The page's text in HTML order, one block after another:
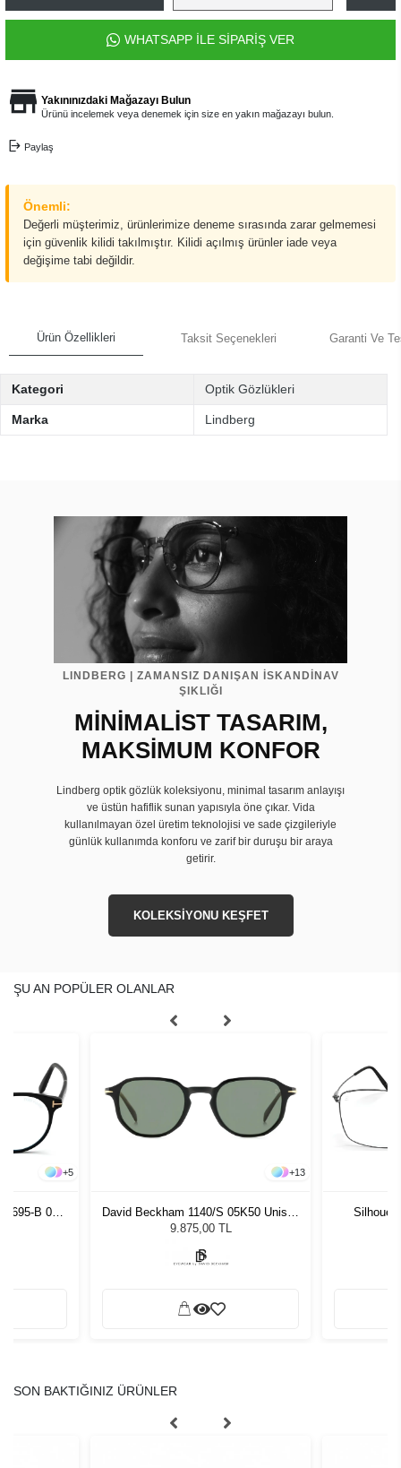
WHATSAPP İLE SİPARİŞ VER
Yakınınızdaki Mağazayı Bulun
Ürünü incelemek veya denemek için size en yakın mağazayı bulun.
Paylaş
Önemli:
Değerli müşterimiz, ürünlerimize deneme sırasında zarar gelmemesi
için güvenlik kilidi takılmıştır. Kilidi açılmış ürünler iade veya
değişime tabi değildir.
Ürün Özellikleri Taksit Seçenekleri Garanti Ve
Kategori Optik Gözlükleri
Marka Lindberg
LINDBERG | ZAMANSIZ DANIŞAN İSKANDİNAV
ŞIKLIĞI
MİNİMALİST TASARIM,
MAKSİMUM KONFOR
Lindberg optik gözlük koleksiyonu, minimal tasarım anlayışı
ve üstün hafiflik sunan yapısıyla öne çıkar. Vida
kullanılmayan özel üretim teknolojisi ve sade çizgileriyle
günlük kullanımda konforu ve zarif bir duruşu bir araya
getirir.
KOLEKSİYONU KEŞFET
ŞU AN POPÜLER OLANLAR
+5
B 001
+13
David Beckham 1140/S 05K50 Unisex
Güneş Gözlüğü
9.875,00 TL
SON BAKTIĞINIZ ÜRÜNLER